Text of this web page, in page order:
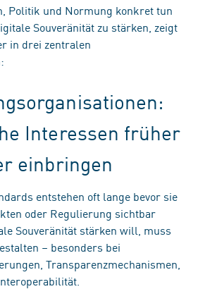
Politik und Normung konkret tun
Souveränität zu stärken, zeigt
in drei zentralen
Interessen früher
einbringen
entstehen oft lange bevor sie
oder Regulierung sichtbar
Souveränität stärken will, muss
– besonders bei
Transparenzmechanismen,